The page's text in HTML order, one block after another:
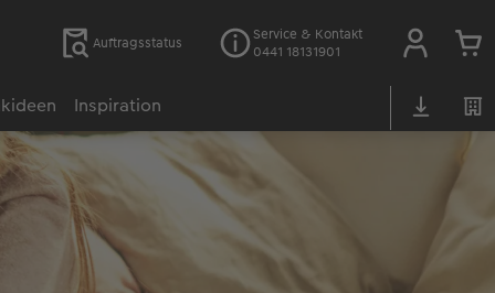
Auftragsstatus
Service & Kontakt
0441 18131901
Inspiration